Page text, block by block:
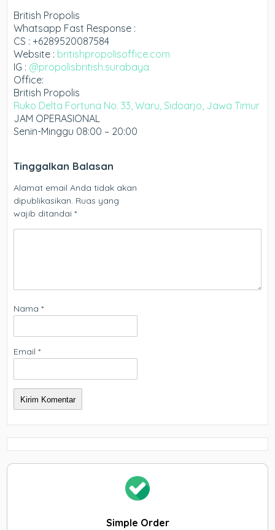
British Propolis
Whatsapp Fast Response :
CS : +6289520087584
Website : britishpropolisoffice.com
IG : @propolisbritish.surabaya
Office:
British Propolis
Ruko Delta Fortuna No. 33, Waru, Sidoarjo, Jawa Timur
JAM OPERASIONAL
Senin-Minggu 08:00 – 20:00
Tinggalkan Balasan
Alamat email Anda tidak akan
dipublikasikan. Ruas yang
wajib ditandai*
Nama*
Email*
Simple Order